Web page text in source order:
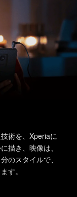
術を、Xperiaに
描き、 映像は、
のスタイルで、
す。